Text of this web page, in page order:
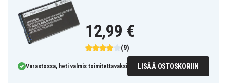
(9)
12,99 €
Varastossa, heti valmis toimitettavaksi LISÄÄ OSTOSKORIIN